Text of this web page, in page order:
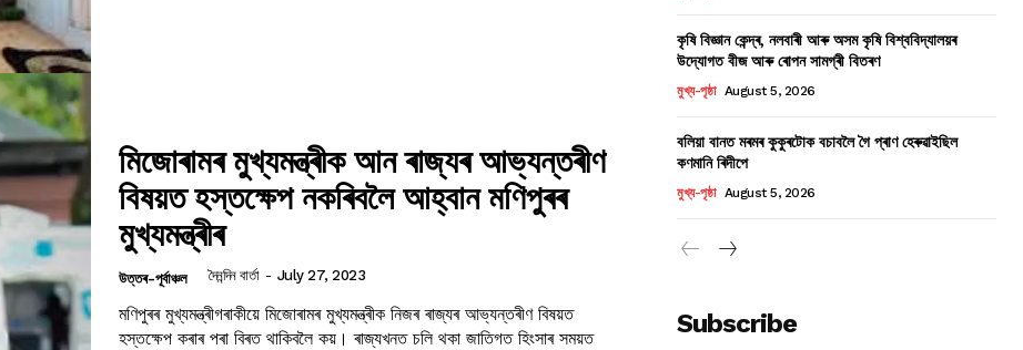
মিজোৰামৰ মুখ্যমন্ত্ৰীক আন ৰাজ্যৰ আভ্যন্তৰীণ
বিষয়ত হস্তক্ষেপ নকৰিবলৈ আহ্বান মণিপুৰৰ
মুখ্যমন্ত্ৰীৰ
উত্তৰ-পূৰ্বাঞ্চল দৈনন্দিন বাৰ্তা - July 27, 2023
মণিপুৰৰ মুখ্যমন্ত্ৰীগৰাকীয়ে মিজোৰামৰ মুখ্যমন্ত্ৰীক নিজৰ ৰাজ্যৰ আভ্যন্তৰীণ বিষয়ত
হস্তক্ষেপ কৰাৰ পৰা বিৰত থাকিবলৈ কয়। ৰাজ্যখনত চলি থকা জাতিগত হিংসাৰ সময়ত
কৃষি বিজ্ঞান কেন্দ্ৰ, নলবাৰী আৰু অসম কৃষি বিশ্ববিদ্যালয়ৰ
উদ্যোগত বীজ আৰু ৰোপন সামগ্ৰী বিতৰণ
মুখ্য-পৃষ্ঠা August 5, 2026
বলিয়া বানত মৰমৰ কুকুৰটোক বচাবলৈ গৈ প্ৰাণ হেৰুৱাইছিল
কণমানি ৰিদীপে
মুখ্য-পৃষ্ঠা August 5, 2026
Subscribe